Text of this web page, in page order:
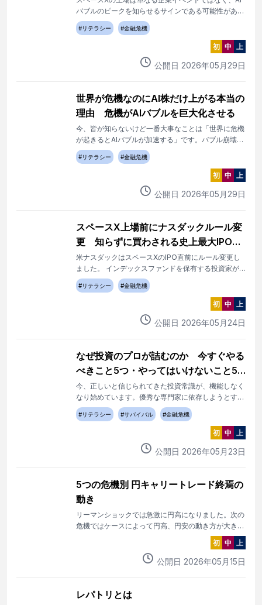
バブルのピークを知らせるサインである可能性があり
ます。
#リテラシー #金融危機
初 中 上
公開日 2026年05 月 29日
世界が危機なのにAI株だけ上がる本当の
理由 危機がAIバブルを巨大化させる
今、皆が知らないけど一番大事なことは「世界に危機
が起きるとAIバブルが加速する」です。バブル崩壊の
ショックも大きくなります。
#リテラシー #金融危機
初 中 上
公開日 2026年05 月 29日
スペースX上場前にナスダックルール変
更 知らずに買わされる史上最大IPOの
罠
米ナスダックはスペースXのIPO直前にルール変更し
ました。 インデックスファンドを保有する投資家が
自動的にスペースX株を購入させられる構造です。
#リテラシー #金融危機
初 中 上
公開日 2026年05 月 24日
なぜ投資のプロが詰むのか 今すぐやる
べきこと5つ・やってはいけないこと5
つ
今、正しいと信じられてきた投資常識が、機能しなく
なり始めています。優秀な専門家に依存しようとする
のではなく自分の頭の思考構造を変えるのが王道で
す。
#リテラシー #サバイバル #金融危機
初 中 上
公開日 2026年05 月 23日
5つの危機別 円キャリートレード終焉の
動き
リーマンショックでは急激に円高になりました。次の
危機ではケースによって円高、円安の動き方が大きく
変わるでしょう。 一旦円高になってから急激に円安
のケースは危機であると同時に見逃してはいけないゴ
ールド買いのチャンスです。
初 中 上
公開日 2026年05 月15日
レパトリとは